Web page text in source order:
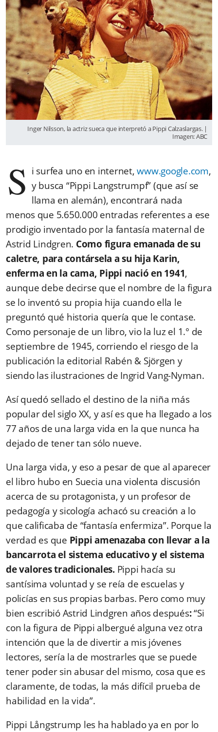
Inger Nilsson, la actriz sueca que interpretó a Pippi Calzaslargas. |
Imagen: ABC
S i surfea uno en internet,www.google.com,
y busca “Pippi Langstrumpf” (que así se
llama en alemán), encontrará nada
menos que 5.650.000 entradas referentes a ese
prodigio inventado por la fantasía maternal de
Astrid Lindgren. Como figura emanada de su
caletre, para contársela a su hija Karin,
enferma en la cama, Pippi nació en 1941,
aunque debe decirse que el nombre de la figura
se lo inventó su propia hija cuando ella le
preguntó qué historia quería que le contase.
Como personaje de un libro, vio la luz el 1.° de
septiembre de 1945, corriendo el riesgo de la
publicación la editorial Rabén & Sjörgen y
siendo las ilustraciones de Ingrid Vang-Nyman.
Así quedó sellado el destino de la niña más
popular del siglo XX, y así es que ha llegado a los
77 años de una larga vida en la que nunca ha
dejado de tener tan sólo nueve.
Una larga vida, y eso a pesar de que al aparecer
el libro hubo en Suecia una violenta discusión
acerca de su protagonista, y un profesor de
pedagogía y sicología achacó su creación a lo
que calificaba de “fantasía enfermiza”. Porque la
verdad es que Pippi amenazaba con llevar a la
bancarrota el sistema educativo y el sistema
de valores tradicionales.Pippi hacía su
santísima voluntad y se reía de escuelas y
policías en sus propias barbas. Pero como muy
bien escribió Astrid Lindgren años después:“Si
con la figura de Pippi albergué alguna vez otra
intención que la de divertir a mis jóvenes
lectores, sería la de mostrarles que se puede
tener poder sin abusar del mismo, cosa que es
claramente, de todas, la más difícil prueba de
habilidad en la vida”.
Pippi Långstrump les ha hablado ya en por lo